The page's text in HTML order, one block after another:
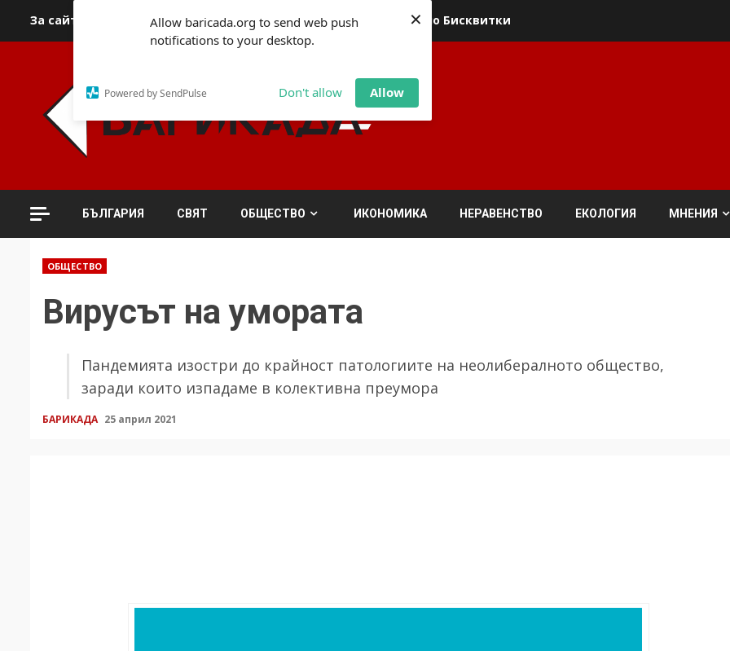
Allow baricada.org to send web push
notifications to your desktop.
Powered by SendPulse Don't allow Allow
×
За сайта За контакти За реклама Политика относно Бисквитки
БЪЛГАРИЯ СВЯТ ОБЩЕСТВО ИКОНОМИКА НЕРАВЕНСТВО ЕКОЛОГИЯ МНЕНИЯ
ОБЩЕСТВО
Вирусът на умората
Пандемията изостри до крайност патологиите на неолибералното общество,
заради които изпадаме в колективна преумора
БАРИКАДА 25 април 2021